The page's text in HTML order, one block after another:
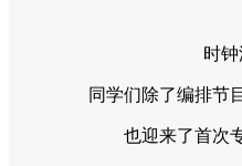
时钟
同学们除了编排节
也迎来了首次